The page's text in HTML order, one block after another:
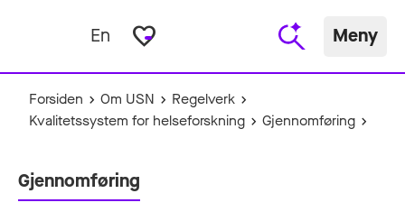
En favorite_border Meny
Forsiden Om USN
Regelverk
Kvalitetssystem for helseforskning
Gjennomføring
Gjennomføring